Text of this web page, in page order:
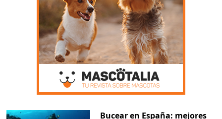
Bucear en España: mejores